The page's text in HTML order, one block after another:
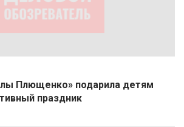
Плющенко» подарила детям
праздник